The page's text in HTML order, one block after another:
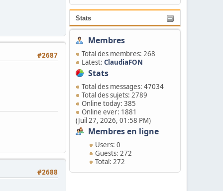
Stats
Membres
Total des membres: 268
Latest: ClaudiaFON
Stats
Total des messages: 47034
Total des sujets: 2789
Online today: 385
Online ever: 1881
(Juil 27, 2026, 01:58 PM)
Membres en ligne
Users: 0
Guests: 272
Total: 272
#2687
#2688